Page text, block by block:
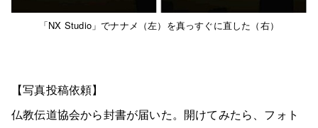
「NX Studio」でナナメ（左）を真っすぐに直した（右）
【写真投稿依頼】
仏教伝道協会から封書が届いた。開けてみたら、フォト